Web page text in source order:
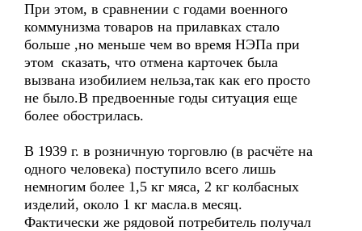
При этом, в сравнении с годами военного
коммунизма товаров на прилавках стало
больше ,но меньше чем во время НЭПа при
этом сказать, что отмена карточек была
вызвана изобилием нельза,так как его просто
не было.В предвоенные годы ситуация еще
более обострилась.
В 1939 г. в розничную торговлю (в расчёте на
одного человека) поступило всего лишь
немногим более 1,5 кг мяса, 2 кг колбасных
изделий, около 1 кг масла.в месяц.
Фактически же рядовой потребитель получал